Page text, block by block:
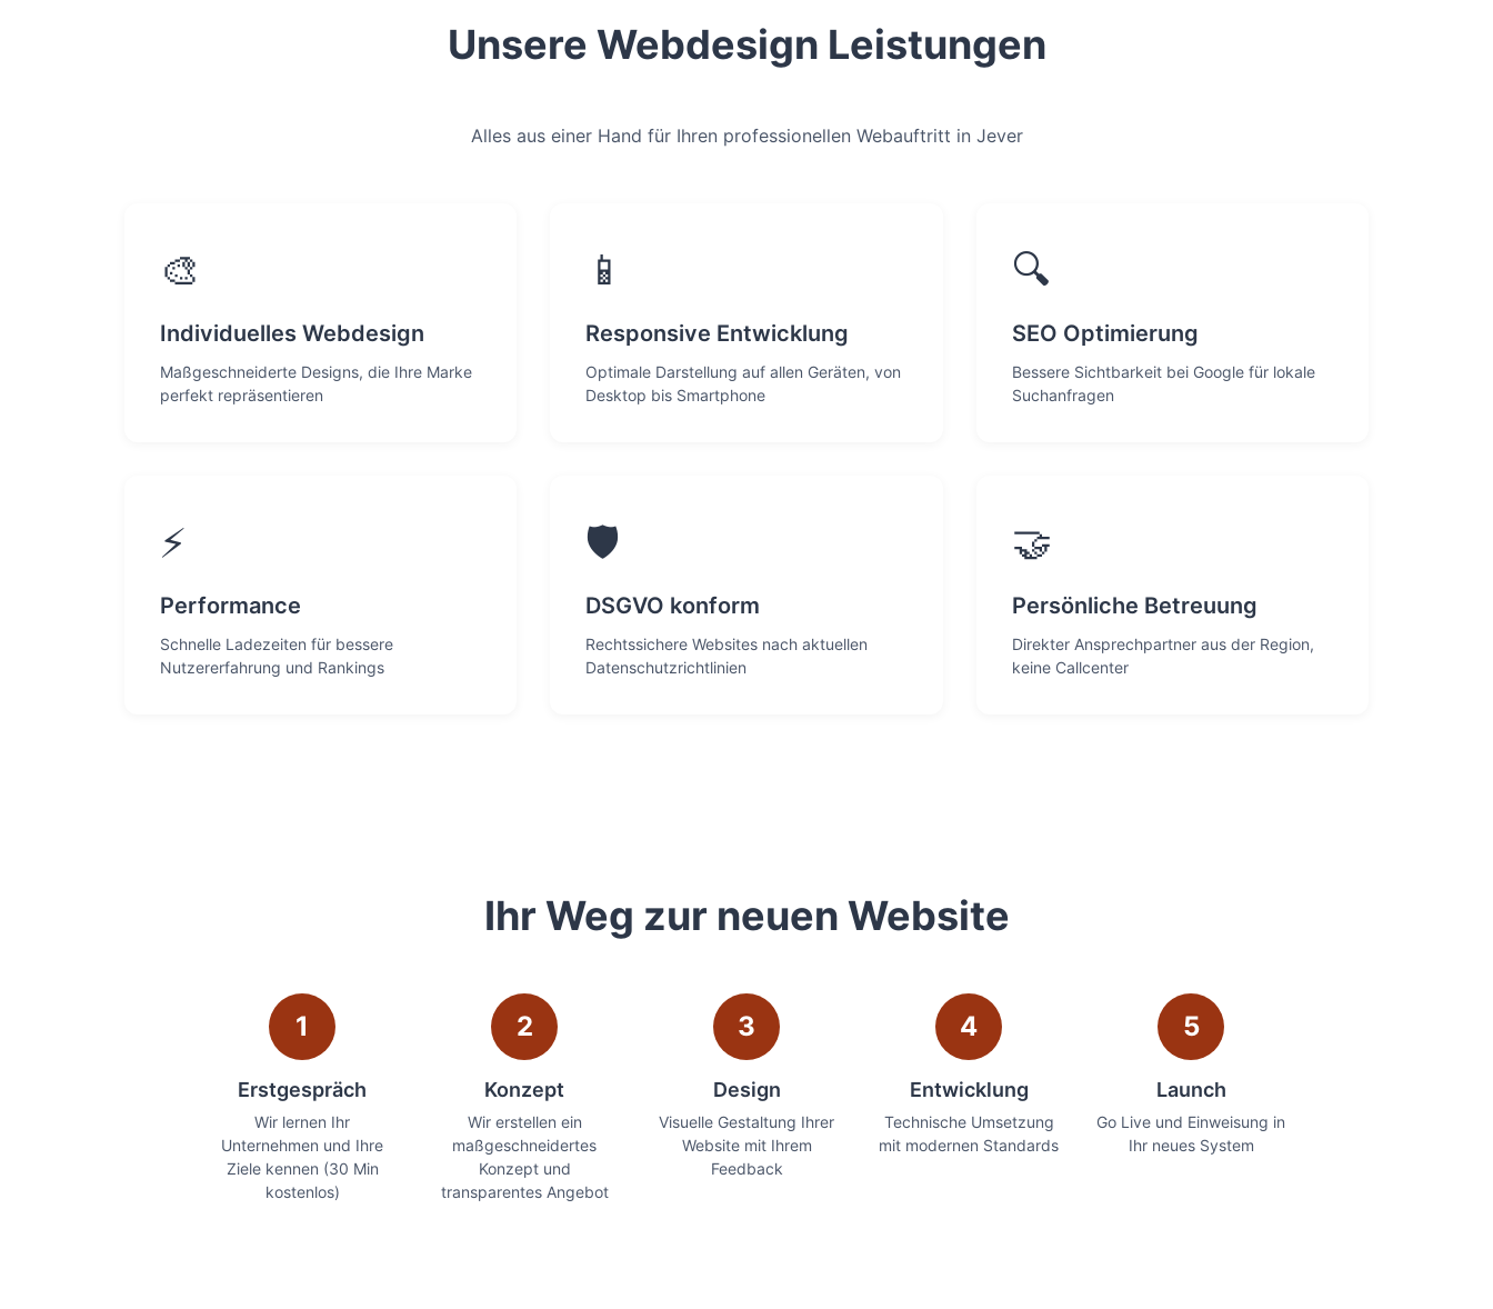
Unsere Webdesign Leistungen
Alles aus einer Hand für Ihren professionellen Webauftritt in Jever
🎨
Individuelles Webdesign
Maßgeschneiderte Designs, die Ihre Marke
perfekt repräsentieren
📱
Responsive Entwicklung
Optimale Darstellung auf allen Geräten, von
Desktop bis Smartphone
🔍
SEO Optimierung
Bessere Sichtbarkeit bei Google für lokale
Suchanfragen
⚡
Performance
Schnelle Ladezeiten für bessere
Nutzererfahrung und Rankings
🛡️
DSGVO konform
Rechtssichere Websites nach aktuellen
Datenschutzrichtlinien
🤝
Persönliche Betreuung
Direkter Ansprechpartner aus der Region,
keine Callcenter
Ihr Weg zur neuen Website
1
Erstgespräch
Wir lernen Ihr
Unternehmen und Ihre
Ziele kennen (30 Min
kostenlos)
2
Konzept
Wir erstellen ein
maßgeschneidertes
Konzept und
transparentes Angebot
3
Design
Visuelle Gestaltung Ihrer
Website mit Ihrem
Feedback
4
Entwicklung
Technische Umsetzung
mit modernen Standards
5
Launch
Go Live und Einweisung in
Ihr neues System